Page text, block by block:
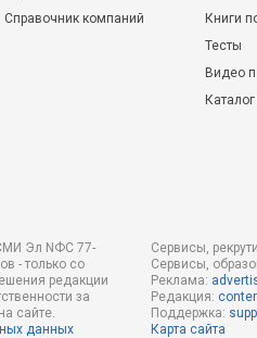
Справочник компаний
Книги
Тесты
Видео
Эл NФС 77-
- только со
редакции
за
сайте.
данных
Сервисы,
Сервисы,
Реклама:
Редакция:
Поддержка:
Карта сайта